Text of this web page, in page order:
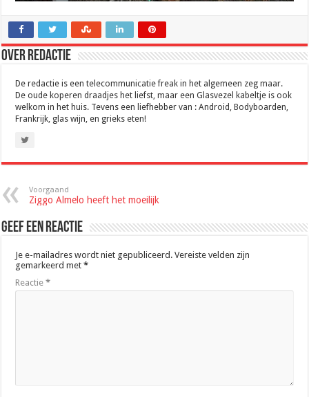
Over Redactie
De redactie is een telecommunicatie freak in het algemeen zeg maar.
De oude koperen draadjes het liefst, maar een Glasvezel kabeltje is ook
welkom in het huis. Tevens een liefhebber van : Android, Bodyboarden,
Frankrijk, glas wijn, en grieks eten!
Voorgaand
Ziggo Almelo heeft het moeilijk
Geef een reactie
Je e-mailadres wordt niet gepubliceerd. Vereiste velden zijn
gemarkeerd met*
Reactie*